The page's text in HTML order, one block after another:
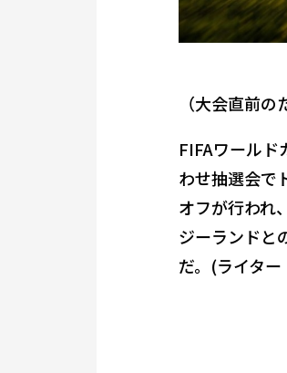
（大会直前の
FIFAワール
わせ抽選会で
オフが行われ
ジーランドと
だ。(ライタ